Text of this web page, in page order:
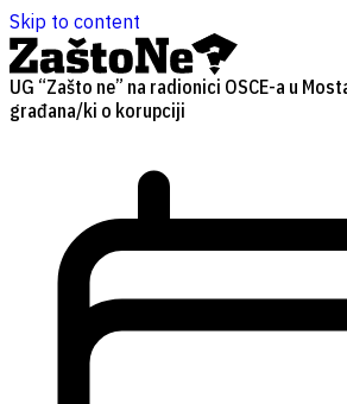
Skip to content
UG “Zašto ne” na radionici OSCE-a u
građana/ki o korupciji